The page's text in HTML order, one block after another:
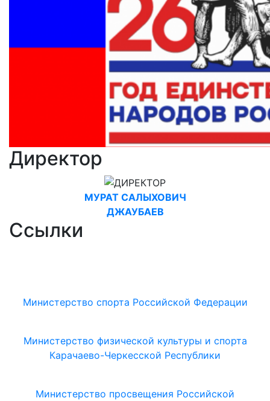
Директор
МУРАТ САЛЫХОВИЧ
ДЖАУБАЕВ
Ссылки
Министерство спорта Российской Федерации
Министерство физической культуры и спорта
Карачаево-Черкесской Республики
Министерство просвещения Российской